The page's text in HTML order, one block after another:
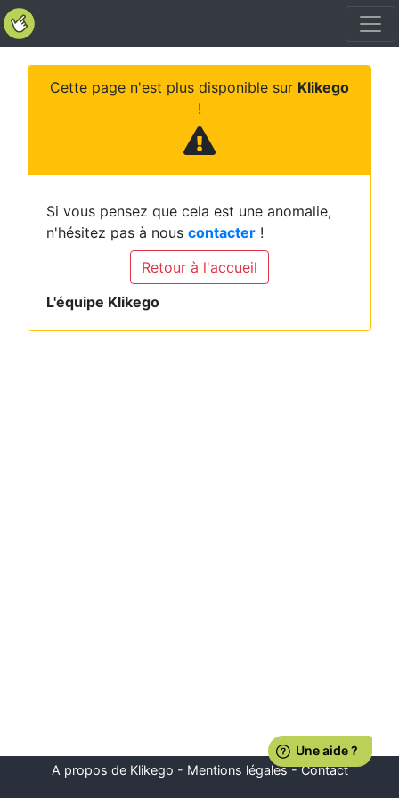
Cette page n'est plus disponible sur Klikego
!
Si vous pensez que cela est une anomalie,
n'hésitez pas à nous contacter !
Retour à l'accueil
L'équipe Klikego
A propos de Klikego - Mentions légales-Contact